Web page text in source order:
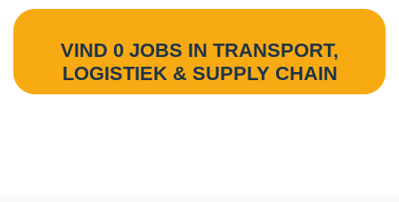
VIND 0 JOBS IN TRANSPORT,
LOGISTIEK & SUPPLY CHAIN